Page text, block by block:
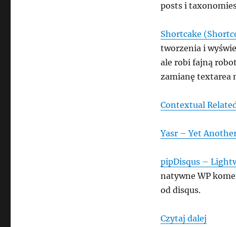
posts i
Shortcake
tworzenia i
ale robi fajną
zamianę textarea
Contextual
Yasr – Yet
pipDisqus –
natywne WP
od disqus.
Czytaj dalej